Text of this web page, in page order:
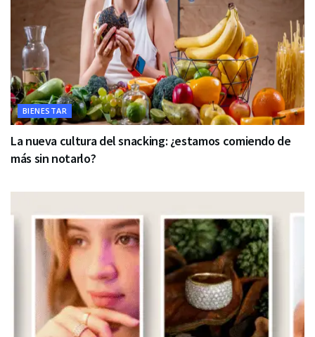
BIENESTAR
La nueva cultura del snacking: ¿estamos comiendo de
más sin notarlo?